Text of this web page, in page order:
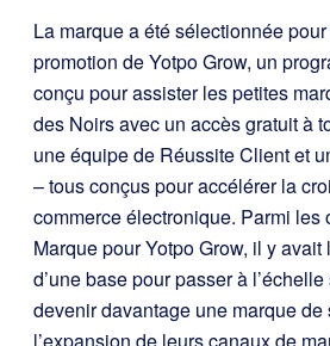
La marque a été sélectionnée
promotion de Yotpo Grow, un
conçu pour assister les petites
des Noirs avec un accès gratuit à
une équipe de Réussite Client et
– tous conçus pour accélérer la
commerce électronique. Parmi les
Marque pour Yotpo Grow, il y
d’une base pour passer à
devenir davantage une marque de